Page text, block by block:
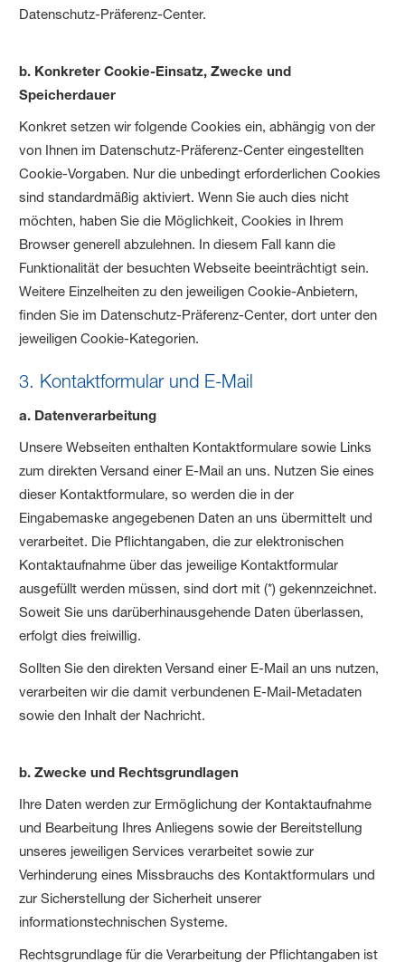
Datenschutz-Präferenz-Center.
b. Konkreter Cookie-Einsatz, Zwecke und
Speicherdauer
Konkret setzen wir folgende Cookies ein, abhängig von der
von Ihnen im Datenschutz-Präferenz-Center eingestellten
Cookie-Vorgaben. Nur die unbedingt erforderlichen Cookies
sind standardmäßig aktiviert. Wenn Sie auch dies nicht
möchten, haben Sie die Möglichkeit, Cookies in Ihrem
Browser generell abzulehnen. In diesem Fall kann die
Funktionalität der besuchten Webseite beeinträchtigt sein.
Weitere Einzelheiten zu den jeweiligen Cookie-Anbietern,
finden Sie im Datenschutz-Präferenz-Center, dort unter den
jeweiligen Cookie-Kategorien.
3. Kontaktformular und E-Mail
a. Datenverarbeitung
Unsere Webseiten enthalten Kontaktformulare sowie Links
zum direkten Versand einer E-Mail an uns. Nutzen Sie eines
dieser Kontaktformulare, so werden die in der
Eingabemaske angegebenen Daten an uns übermittelt und
verarbeitet. Die Pflichtangaben, die zur elektronischen
Kontaktaufnahme über das jeweilige Kontaktformular
ausgefüllt werden müssen, sind dort mit (*) gekennzeichnet.
Soweit Sie uns darüberhinausgehende Daten überlassen,
erfolgt dies freiwillig.
Sollten Sie den direkten Versand einer E-Mail an uns nutzen,
verarbeiten wir die damit verbundenen E-Mail-Metadaten
sowie den Inhalt der Nachricht.
b. Zwecke und Rechtsgrundlagen
Ihre Daten werden zur Ermöglichung der Kontaktaufnahme
und Bearbeitung Ihres Anliegens sowie der Bereitstellung
unseres jeweiligen Services verarbeitet sowie zur
Verhinderung eines Missbrauchs des Kontaktformulars und
zur Sicherstellung der Sicherheit unserer
informationstechnischen Systeme.
Rechtsgrundlage für die Verarbeitung der Pflichtangaben ist